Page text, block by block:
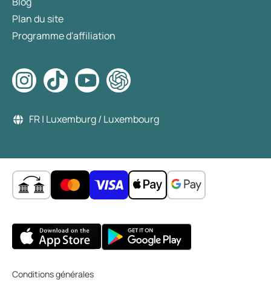
Plan du site
Programme d'affiliation
FR | Luxemburg / Luxembourg
Conditions générales